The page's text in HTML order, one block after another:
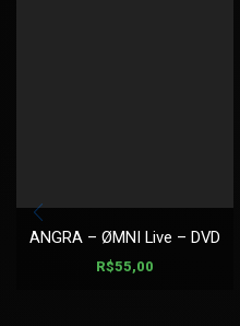
ANGRA – ØMNI Live – DVD
R$55,00